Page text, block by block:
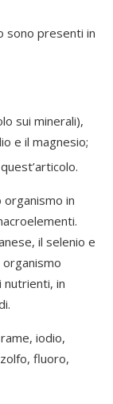
sono presenti in
sui minerali),
e il magnesio;
in
il selenio e
nutrienti, in
iodio,
fluoro,